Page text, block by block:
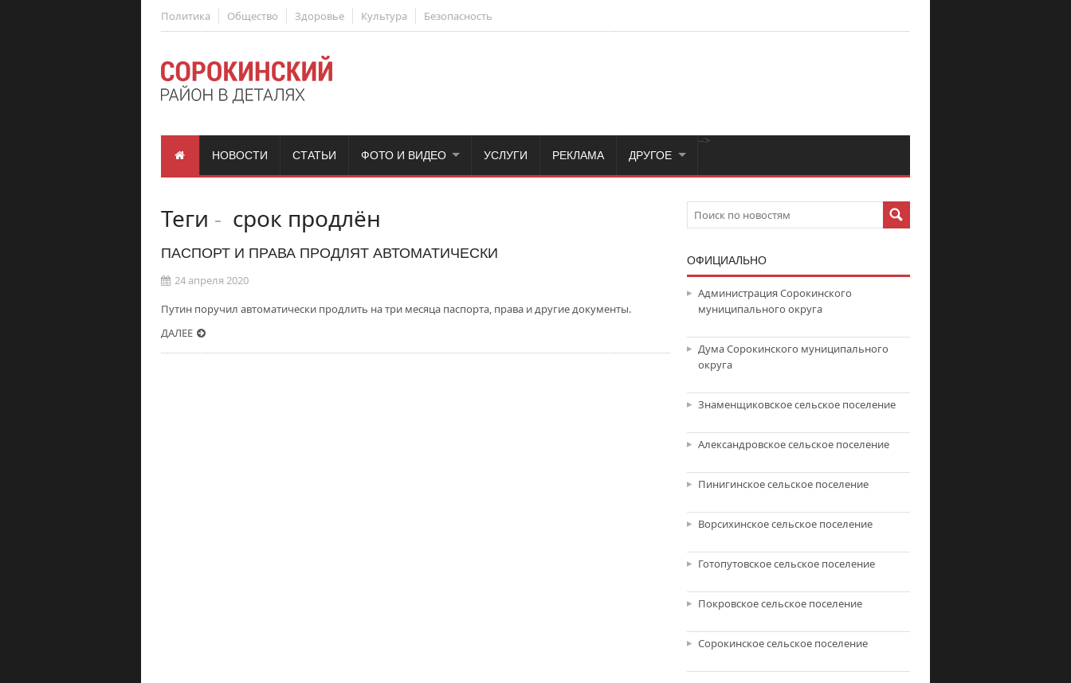
Политика Общество Здоровье Культура Безопасность
НОВОСТИ СТАТЬИ
-->
ФОТО И ВИДЕО УСЛУГИ РЕКЛАМА ДРУГОЕ
Теги - срок продлён
ПАСПОРТ И ПРАВА ПРОДЛЯТ АВТОМАТИЧЕСКИ
24 апреля 2020
Путин поручил автоматически продлить на три месяца паспорта, права и другие документы.
ДАЛЕЕ
ОФИЦИАЛЬНО
Администрация Сорокинского
муниципального округа
Дума Сорокинского муниципального
округа
Знаменщиковское сельское поселение
Александровское сельское поселение
Пинигинское сельское поселение
Ворсихинское сельское поселение
Готопутовское сельское поселение
Покровское сельское поселение
Сорокинское сельское поселение